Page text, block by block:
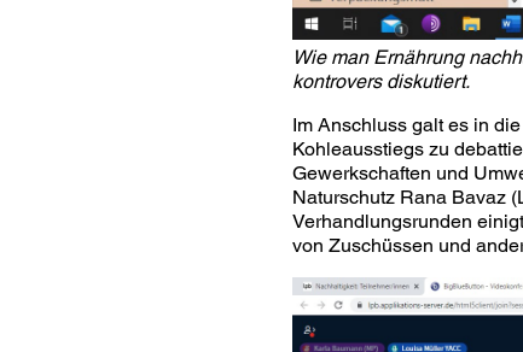
Wie man Ernährung
kontrovers diskutiert.
Im Anschluss galt es in
Kohleausstiegs zu
Gewerkschaften und
Naturschutz Rana Bavaz
Verhandlungsrunden
von Zuschüssen und